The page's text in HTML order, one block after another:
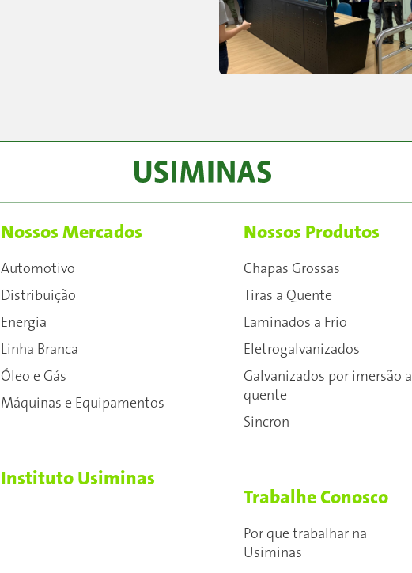
Nossos Mercados
Automotivo
Distribuição
Energia
Linha Branca
Óleo e Gás
Máquinas e Equipamentos
Instituto Usiminas
Nossos Produtos
Chapas Grossas
Tiras a Quente
Laminados a Frio
Eletrogalvanizados
Galvanizados por imersão a
quente
Sincron
Trabalhe Conosco
Por que trabalhar na
Usiminas